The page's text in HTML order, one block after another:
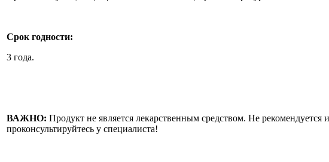
Срок годности:
3 года.
ВАЖНО: Продукт не является лекарственным средством. Не
проконсультируйтесь у специалиста!